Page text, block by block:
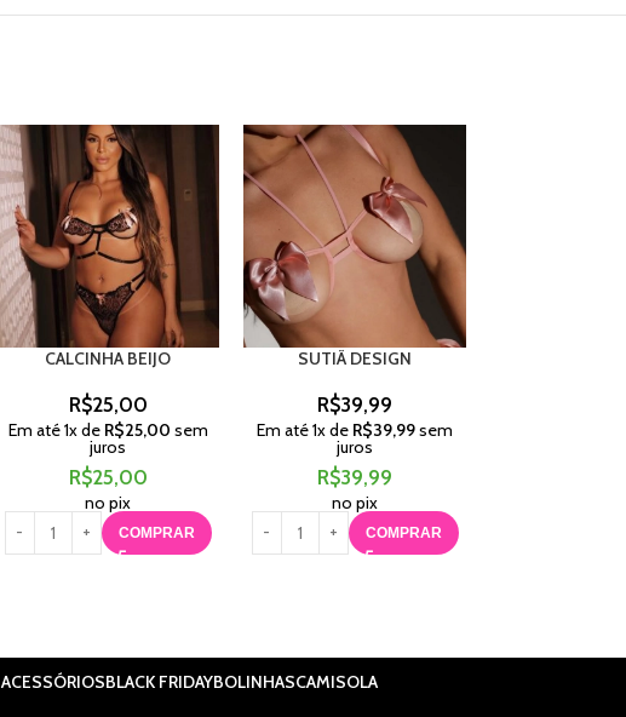
CALCINHA BEIJO
R$25,00
Em até1x de R$25,00 sem
juros
R$25,00
no pix
COMPRAR
SUTIÃ DESIGN
R$39,99
Em até1x de R$39,99sem
juros
R$39,99
no pix
COMPRAR
ACESSÓRIOSBLACK FRIDAYBOLINHASCAMISOLA